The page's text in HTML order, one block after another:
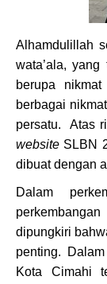
Alhamdulillah
wata’ala,
berupa
berbagai
persatu. Atas
website SLBN
dibuat dengan
Dalam
dipungkiri
penting.
Kota Cimahi